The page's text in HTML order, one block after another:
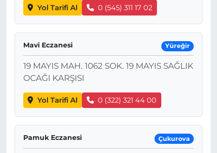
Yol Tarifi Al 0 (545) 311 17 02
Mavi Eczanesi Yüreğir
19 MAYIS MAH. 1062 SOK. 19 MAYIS SAĞLIK
OCAĞI KARŞISI
Yol Tarifi Al 0 (322) 321 44 00
Pamuk Eczanesi Çukurova